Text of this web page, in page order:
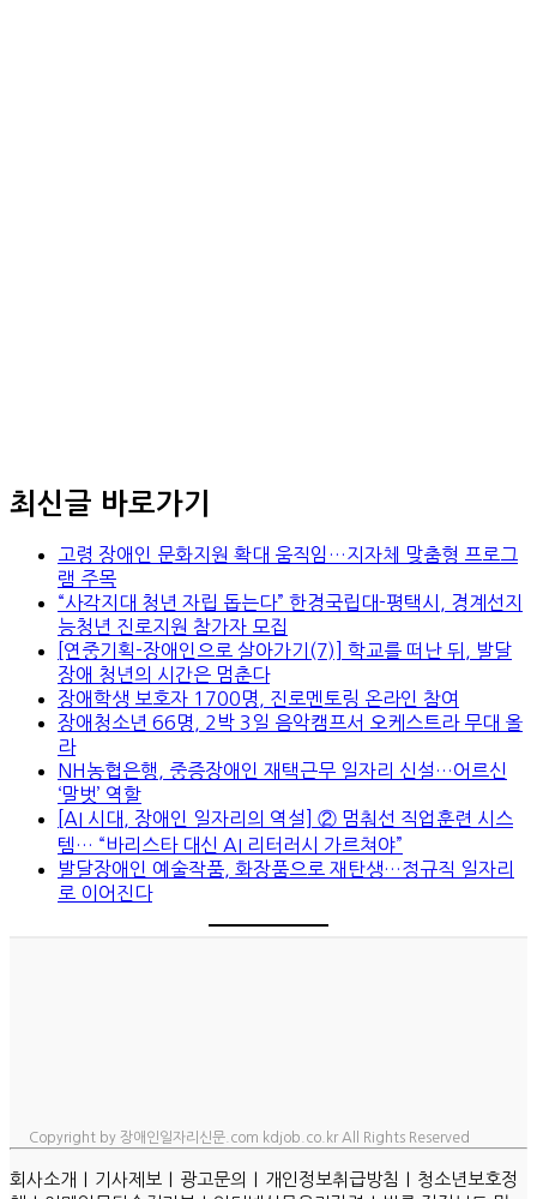
최신글 바로가기
고령 장애인 문화지원 확대 움직임…지자체 맞춤형 프로그
램 주목
“사각지대 청년 자립 돕는다” 한경국립대-평택시, 경계선지
능청년 진로지원 참가자 모집
[연중기획-장애인으로 살아가기(7)] 학교를 떠난 뒤, 발달
장애 청년의 시간은 멈춘다
장애학생 보호자 1700명, 진로멘토링 온라인 참여
장애청소년 66명, 2박 3일 음악캠프서 오케스트라 무대 올
라
NH농협은행, 중증장애인 재택근무 일자리 신설…어르신
‘말벗’ 역할
[AI 시대, 장애인 일자리의 역설] ② 멈춰선 직업훈련 시스
템… “바리스타 대신 AI 리터러시 가르쳐야”
발달장애인 예술작품, 화장품으로 재탄생…정규직 일자리
로 이어진다
Copyright by 장애인일자리신문.com kdjob.co.kr All Rights Reserved
회사소개 ㅣ 기사제보 ㅣ 광고문의 ㅣ 개인정보취급방침 ㅣ 청소년보호정